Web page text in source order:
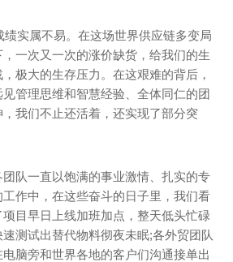
绩实属不易。在这场世界供应链多变局
一次又一次的涨价缺货，给我们的生
极大的生存压力。在这艰难的背后，
管理思维和智慧经验、全体同仁的团
我们不止还活着，还实现了部分突
队一直以饱满的事业激情、扎实的专
作中，在这些奋斗的日子里，我们看
目早日上线加班加点，整天低头忙碌
测试出替代物料彻夜未眠;各外贸团队
脑旁和世界各地的客户们沟通接单出